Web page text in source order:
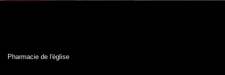
Pharmacie de l'église